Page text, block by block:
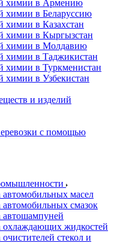
химии в Армению
химии в Беларуссию
в Казахстан
химии в Кыргызстан
химии в Молдавию
химии в Таджикистан
химии в Туркменистан
в Узбекистан
и изделий
с помощью
масел
смазок
автошампуней
охлаждающих жидкостей
стекол и